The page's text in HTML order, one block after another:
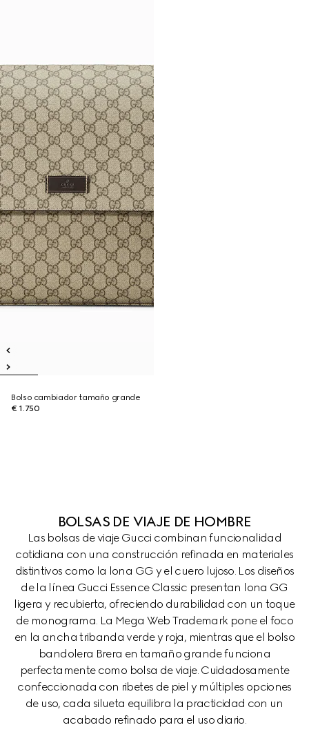
Bolso cambiador tamaño grande
€ 1.750
BOLSAS DE VIAJE DE HOMBRE
Las bolsas de viaje Gucci combinan funcionalidad
cotidiana con una construcción refinada en materiales
distintivos como la lona GG y el cuero lujoso. Los diseños
de la línea Gucci Essence Classic presentan lona GG
ligera y recubierta, ofreciendo durabilidad con un toque
de monograma. La Mega Web Trademark pone el foco
en la ancha tribanda verde y roja, mientras que el bolso
bandolera Brera en tamaño grande funciona
perfectamente como bolsa de viaje. Cuidadosamente
confeccionada con ribetes de piel y múltiples opciones
de uso, cada silueta equilibra la practicidad con un
acabado refinado para el uso diario.